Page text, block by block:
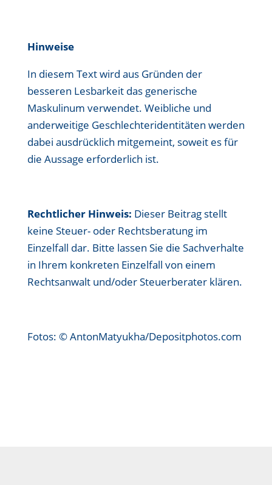
Hinweise
In diesem Text wird aus Gründen der
besseren Lesbarkeit das generische
Maskulinum verwendet. Weibliche und
anderweitige Geschlechteridentitäten werden
dabei ausdrücklich mitgemeint, soweit es für
die Aussage erforderlich ist.
Rechtlicher Hinweis: Dieser Beitrag stellt
keine Steuer- oder Rechtsberatung im
Einzelfall dar. Bitte lassen Sie die Sachverhalte
in Ihrem konkreten Einzelfall von einem
Rechtsanwalt und/oder Steuerberater klären.
Fotos: © AntonMatyukha/Depositphotos.com